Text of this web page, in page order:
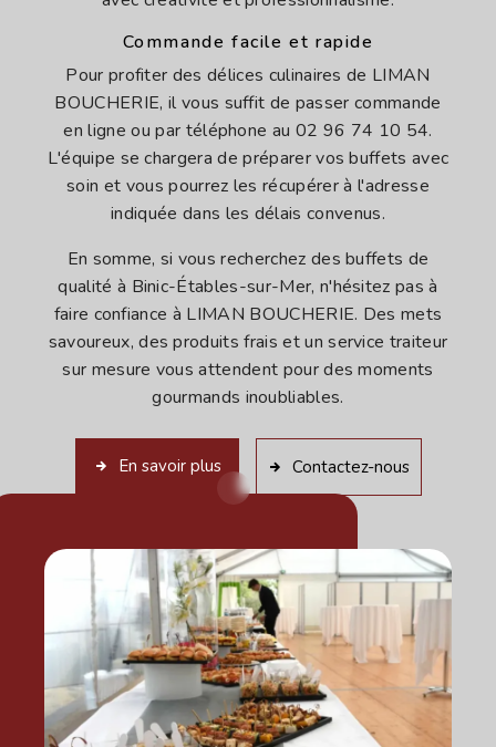
Commande facile et rapide
Pour profiter des délices culinaires de LIMAN
BOUCHERIE, il vous suffit de passer commande
en ligne ou par téléphone au 02 96 74 10 54.
L'équipe se chargera de préparer vos buffets avec
soin et vous pourrez les récupérer à l'adresse
indiquée dans les délais convenus.
En somme, si vous recherchez des buffets de
qualité à Binic-Étables-sur-Mer, n'hésitez pas à
faire confiance à LIMAN BOUCHERIE. Des mets
savoureux, des produits frais et un service traiteur
sur mesure vous attendent pour des moments
gourmands inoubliables.
En savoir plus Contactez-nous